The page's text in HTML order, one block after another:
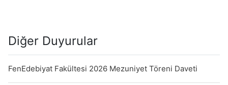
Diğer Duyurular
FenEdebiyat Fakültesi 2026 Mezuniyet Töreni Daveti